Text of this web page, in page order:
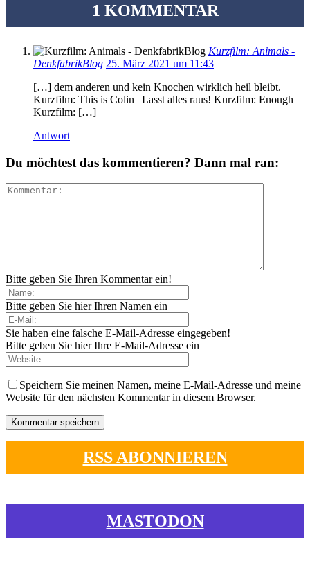
1 KOMMENTAR
Kurzfilm: Animals -
DenkfabrikBlog 25. März 2021 um 11:43
[…] dem anderen und kein Knochen wirklich heil bleibt.
Kurzfilm: This is Colin | Lasst alles raus! Kurzfilm: Enough
Kurzfilm: […]
Antwort
Du möchtest das kommentieren? Dann mal ran:
Bitte geben Sie Ihren Kommentar ein!
Bitte geben Sie hier Ihren Namen ein
Sie haben eine falsche E-Mail-Adresse eingegeben!
Bitte geben Sie hier Ihre E-Mail-Adresse ein
Speichern Sie meinen Namen, meine E-Mail-Adresse und meine
Website für den nächsten Kommentar in diesem Browser.
RSS ABONNIEREN
MASTODON